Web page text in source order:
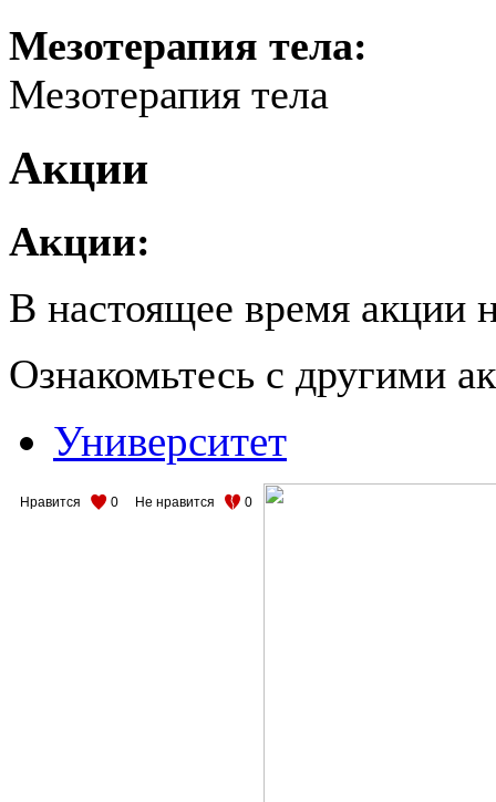
Мезотерапия тела:
Мезотерапия тела
Акции
Акции:
В настоящее время акции
Ознакомьтесь с другими
Университет
Нравится 0 Не нравится 0